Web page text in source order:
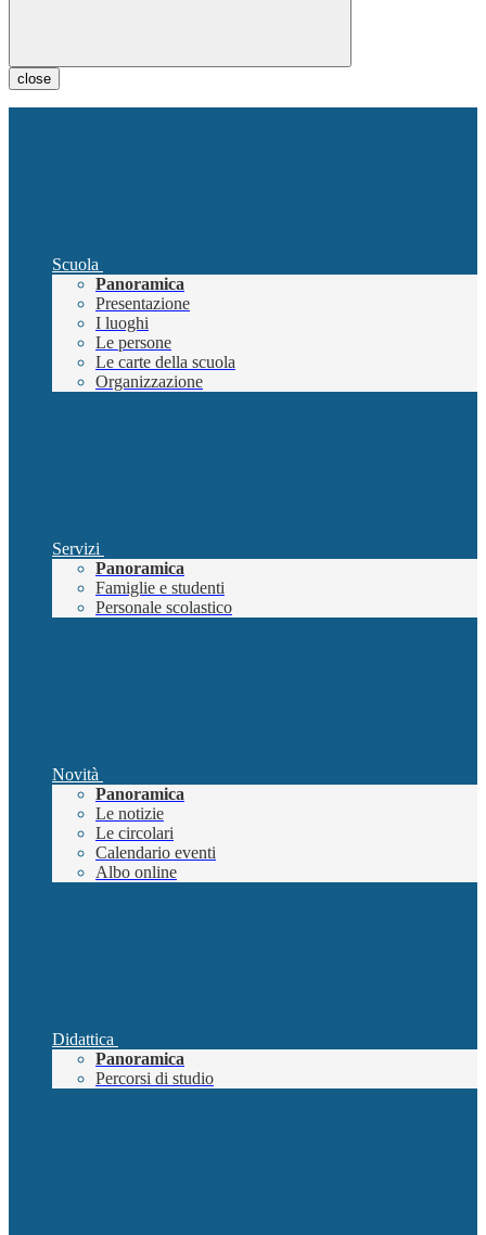
close
Scuola
Panoramica
Presentazione
I luoghi
Le persone
Le carte della scuola
Organizzazione
Servizi
Panoramica
Famiglie e studenti
Personale scolastico
Novità
Panoramica
Le notizie
Le circolari
Calendario eventi
Albo online
Didattica
Panoramica
Percorsi di studio